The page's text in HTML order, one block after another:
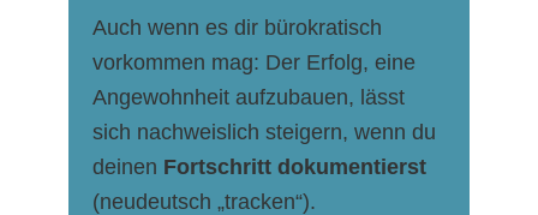
Auch wenn es dir bürokratisch
vorkommen mag: Der Erfolg, eine
Angewohnheit aufzubauen, lässt
sich nachweislich steigern, wenn du
deinen Fortschritt dokumentierst
(neudeutsch „tracken“).